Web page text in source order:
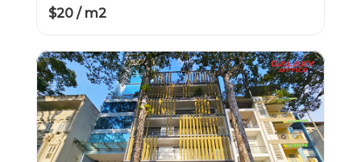
$20 / m2